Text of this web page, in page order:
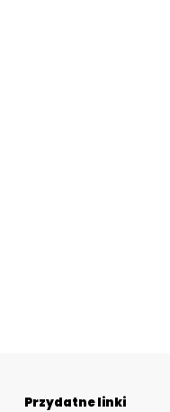
Przydatne linki